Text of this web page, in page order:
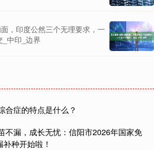
，印度公然三个无理要求，一
中印_边界
合症的特点是什么？
不漏，成长无忧：信阳市2026年国家免
种开始啦！